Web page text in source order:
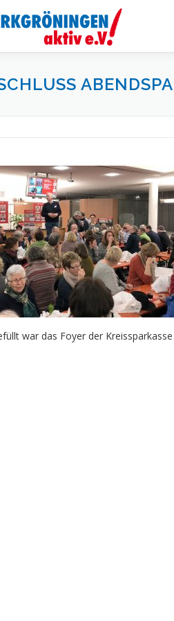
war das Foyer der